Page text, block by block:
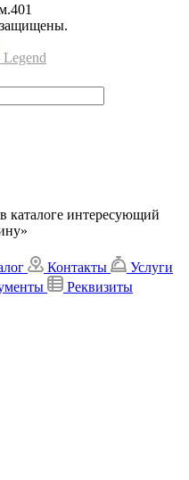
каталоге интересующий
Контакты
Услуги
Реквизиты